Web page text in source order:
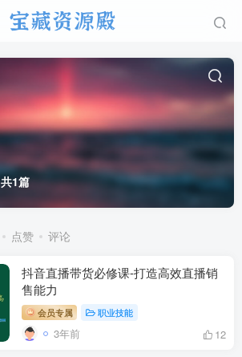
共1篇
点赞 评论
抖音直播带货必修课-打造高效直播销
售能力
会员专属 职业技能
3年前 12